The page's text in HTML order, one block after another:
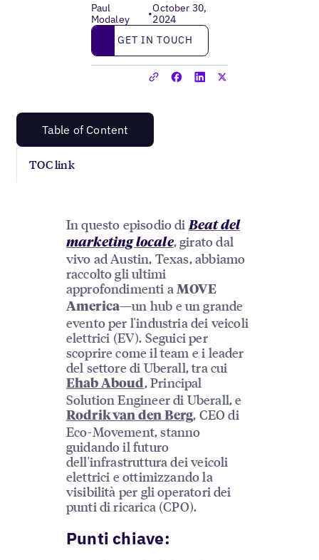
Paul
Modaley
•October 30,
2024
Get in touch
GET IN TOUCH
Table of Content
TOC link
In questo episodio di Beat del
marketing locale, girato dal
vivo ad Austin, Texas, abbiamo
raccolto gli ultimi
approfondimenti a MOVE
America—un hub e un grande
evento per l'industria dei veicoli
elettrici (EV). Seguici per
scoprire come il team e i leader
del settore di Uberall, tra cui
Ehab Aboud, Principal
Solution Engineer di Uberall, e
Rodrik van den Berg, CEO di
Eco-Movement, stanno
guidando il futuro
dell'infrastruttura dei veicoli
elettrici e ottimizzando la
visibilità per gli operatori dei
punti di ricarica (CPO).
Punti chiave: